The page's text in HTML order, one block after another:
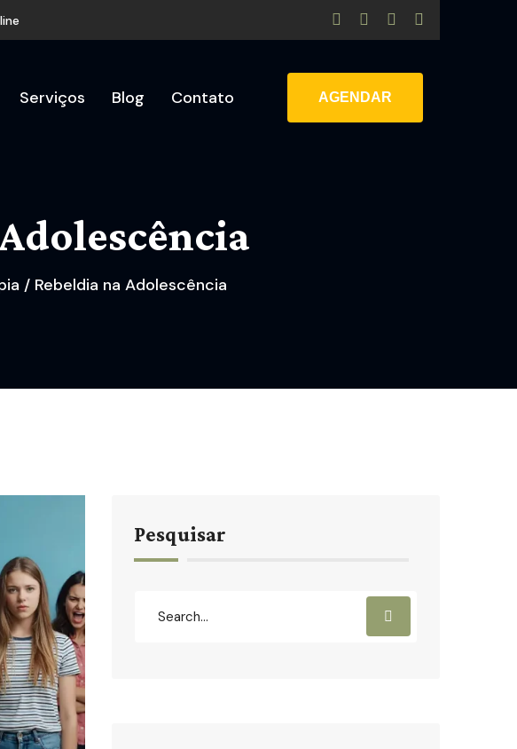
Serviços Blog Contato AGENDAR
/ Rebeldia na Adolescência
Pesquisar